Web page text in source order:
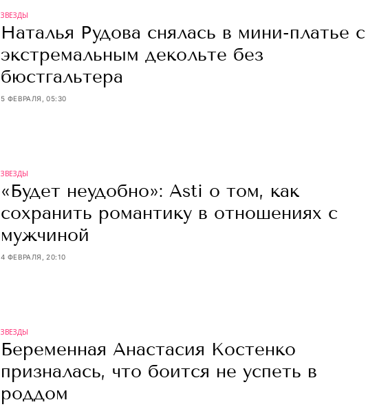
ЗВЕЗДЫ
Наталья Рудова снялась в мини-платье с
экстремальным декольте без
бюстгальтера
5 ФЕВРАЛЯ, 05:30
ЗВЕЗДЫ
«Будет неудобно»: Asti о том, как
сохранить романтику в отношениях с
мужчиной
4 ФЕВРАЛЯ, 20:10
ЗВЕЗДЫ
Беременная Анастасия Костенко
призналась, что боится не успеть в
роддом